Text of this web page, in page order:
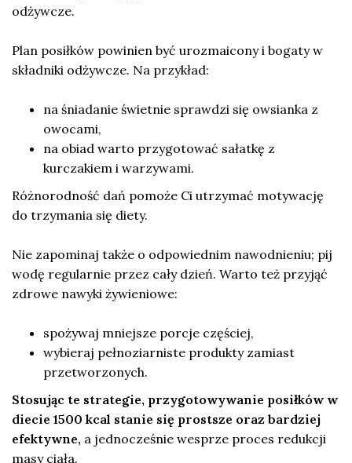
odżywcze.
Plan posiłków powinien być urozmaicony i bogaty w
składniki odżywcze. Na przykład:
na śniadanie świetnie sprawdzi się owsianka z
owocami,
na obiad warto przygotować sałatkę z
kurczakiem i warzywami.
Różnorodność dań pomoże Ci utrzymać motywację
do trzymania się diety.
Nie zapominaj także o odpowiednim nawodnieniu; pij
wodę regularnie przez cały dzień. Warto też przyjąć
zdrowe nawyki żywieniowe:
spożywaj mniejsze porcje częściej,
wybieraj pełnoziarniste produkty zamiast
przetworzonych.
Stosując te strategie, przygotowywanie posiłków w
diecie 1500 kcal stanie się prostsze oraz bardziej
efektywne, a jednocześnie wesprze proces redukcji
masy ciała.